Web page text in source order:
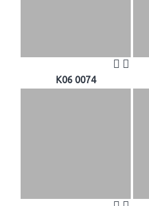
K06 0074